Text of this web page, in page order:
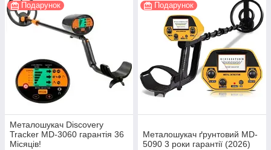
Подарунок
Металошукач Discovery
Tracker MD-3060 гарантія 36
Місяців!
Подарунок
Металошукач ґрунтовий MD-
5090 3 роки гарантії (2026)